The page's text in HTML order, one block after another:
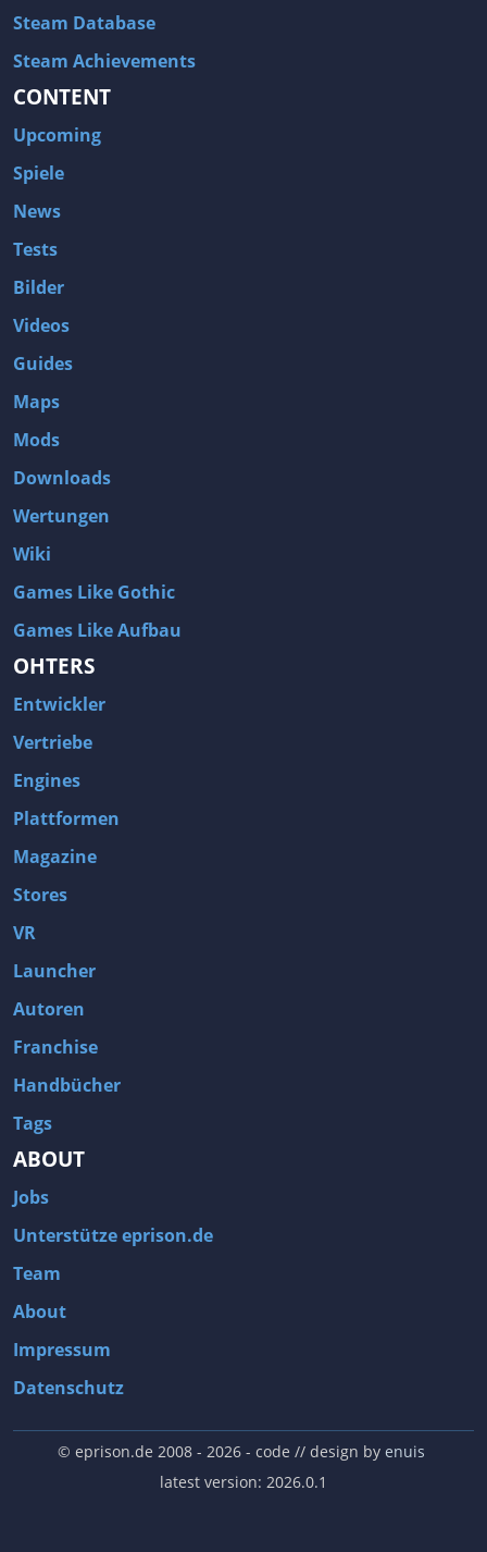
Steam Database
Steam Achievements
CONTENT
Upcoming
Spiele
News
Tests
Bilder
Videos
Guides
Maps
Mods
Downloads
Wertungen
Wiki
Games Like Gothic
Games Like Aufbau
OHTERS
Entwickler
Vertriebe
Engines
Plattformen
Magazine
Stores
VR
Launcher
Autoren
Franchise
Handbücher
Tags
ABOUT
Jobs
Unterstütze eprison.de
Team
About
Impressum
Datenschutz
© eprison.de 2008 - 2026- code // design by enuis
latest version: 2026.0.1